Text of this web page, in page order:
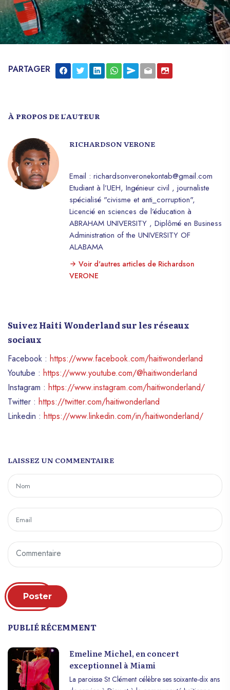
PARTAGER
À PROPOS DE L'AUTEUR
RICHARDSON VERONE
Email : richardsonveronekontab@gmail.com
Etudiant à l’UEH, Ingénieur civil , journaliste
spécialisé "civisme et anti_corruption",
Licencié en sciences de l’éducation à
ABRAHAM UNIVERSITY , Diplômé en Business
Administration of the UNIVERSITY OF
ALABAMA
Voir d'autres articles de Richardson
VERONE
Suivez Haiti Wonderland sur les réseaux
sociaux
Facebook : https://www.facebook.com/haitiwonderland
Youtube : https://www.youtube.com/@haitiwonderland
Instagram : https://www.instagram.com/haitiwonderland/
Twitter : https://twitter.com/haitiwonderland
Linkedin : https://www.linkedin.com/in/haitiwonderland/
LAISSEZ UN COMMENTAIRE
Poster
PUBLIÉ RÉCEMMENT
Emeline Michel, en concert
exceptionnel à Miami
La paroisse St Clément célèbre ses soixante-dix ans